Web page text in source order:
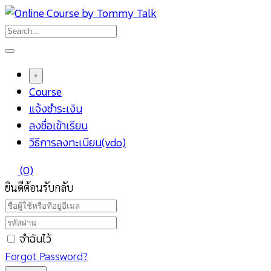
Skip
to
content
+
Course
แจ้งชำระเงิน
ลงชื่อเข้าเรียน
วิธีการลงทะเบียน(vdo)
(0)
ยินดีต้อนรับกลับ
จำฉันไว้
Forgot Password?